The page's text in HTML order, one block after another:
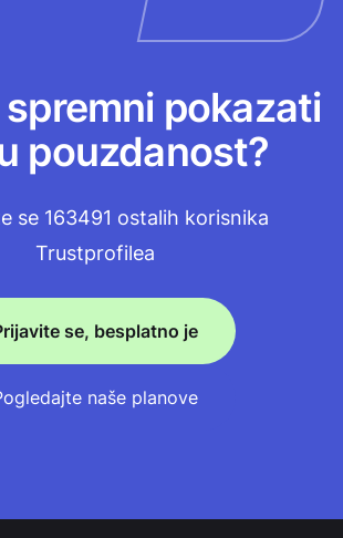
pokazati
pouzdanost?
se 163491 ostalih korisnika
Trustprofilea
se, besplatno je
naše planove